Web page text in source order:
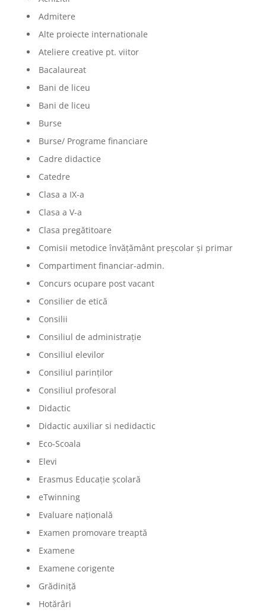
Admitere
Alte proiecte internationale
Ateliere creative pt. viitor
Bacalaureat
Bani de liceu
Bani de liceu
Burse
Burse/ Programe financiare
Cadre didactice
Catedre
Clasa a IX-a
Clasa a V-a
Clasa pregătitoare
Comisii metodice învățământ preșcolar și primar
Compartiment financiar-admin.
Concurs ocupare post vacant
Consilier de etică
Consilii
Consiliul de administrație
Consiliul elevilor
Consiliul parinților
Consiliul profesoral
Didactic
Didactic auxiliar si nedidactic
Eco-Scoala
Elevi
Erasmus Educație școlară
eTwinning
Evaluare națională
Examen promovare treaptă
Examene
Examene corigente
Grădiniță
Hotărâri